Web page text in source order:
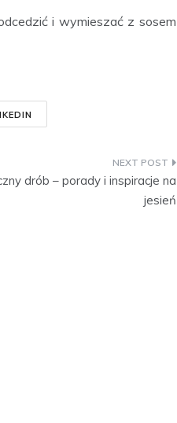
i wymieszać z sosem
drób – porady i inspiracje na
jesień